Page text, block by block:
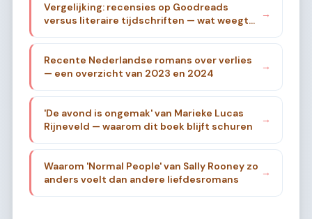
Vergelijking: recensies op Goodreads
versus literaire tijdschriften — wat weegt
→
Recente Nederlandse romans over verlies
— een overzicht van 2023 en 2024
→
'De avond is ongemak' van Marieke Lucas
Rijneveld — waarom dit boek blijft schuren
→
Waarom 'Normal People' van Sally Rooney zo
anders voelt dan andere liefdesromans
→